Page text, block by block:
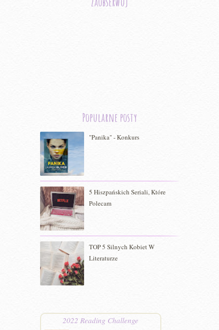
Popularne posty
"Panika" - Konkurs
5 Hiszpańskich Seriali, Które
Polecam
TOP 5 Silnych Kobiet W
Literaturze
2022 Reading Challenge